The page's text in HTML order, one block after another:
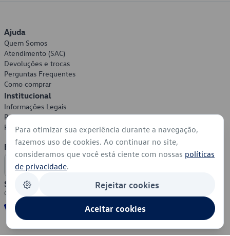
Ajuda
Quem Somos
Atendimento (SAC)
Devoluções e trocas
Perguntas Frequentes
Como comprar
Institucional
Informações Legais
Política de Privacidade
Política de Cookies
Formas de Pagamento
Segurança
Para otimizar sua experiência durante a navegação,
fazemos uso de cookies. Ao continuar no site,
consideramos que você está ciente com nossas políticas
de privacidade.
Rejeitar cookies
Aceitar cookies